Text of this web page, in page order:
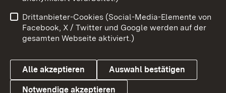
Barrierefreiheit
Datenschutz
Cookies
Drittanbieter-Cookies (Social-Media-Elemente von
Facebook, X / Twitter und Google werden auf der
gesamten Webseite aktiviert.)
Alle akzeptieren Auswahl bestätigen
Notwendige akzeptieren